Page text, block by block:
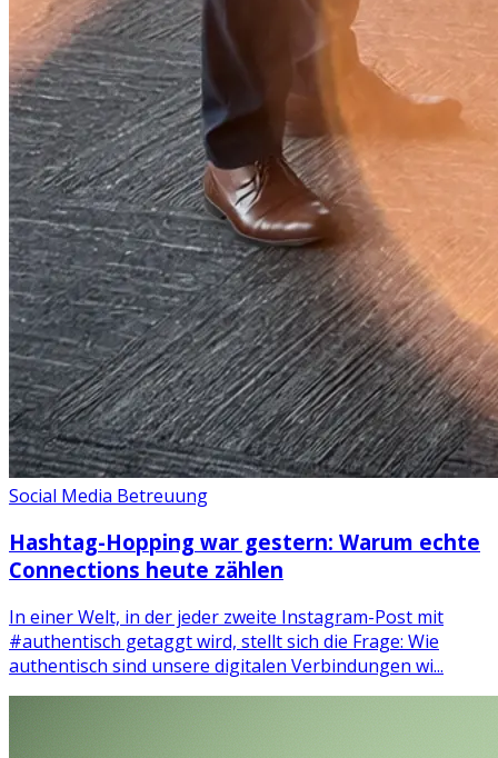
Social Media Betreuung
Hashtag-Hopping war gestern: Warum echte
Connections heute zählen
In einer Welt, in der jeder zweite Instagram-Post mit
#authentisch getaggt wird, stellt sich die Frage: Wie
authentisch sind unsere digitalen Verbindungen wi...